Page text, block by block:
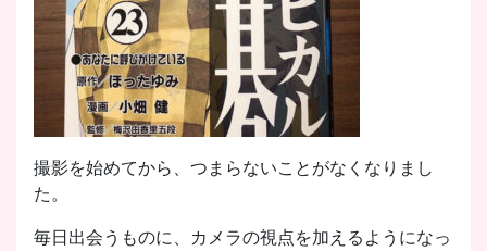
撮影を始めてから、つまらないことがなくなりまし
た。
毎日出会うものに、カメラの視点を加えるようになっ